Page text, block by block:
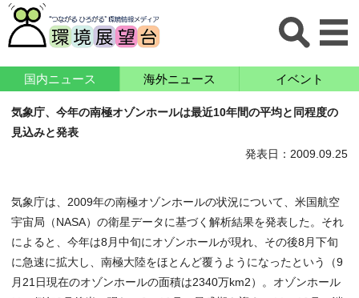
国内ニュース 海外ニュース イベント
気象庁、今年の南極オゾンホールは最近10年間の平均と同程度の
見込みと発表
発表日：2009.09.25
気象庁は、2009年の南極オゾンホールの状況について、米国航空
宇宙局（NASA）の衛星データに基づく解析結果を発表した。それ
によると、今年は8月中旬にオゾンホールが現れ、その後8月下旬
に急速に拡大し、南極大陸をほとんど覆うようになったという（9
月21日現在のオゾンホールの面積は2340万km2）。オゾンホール